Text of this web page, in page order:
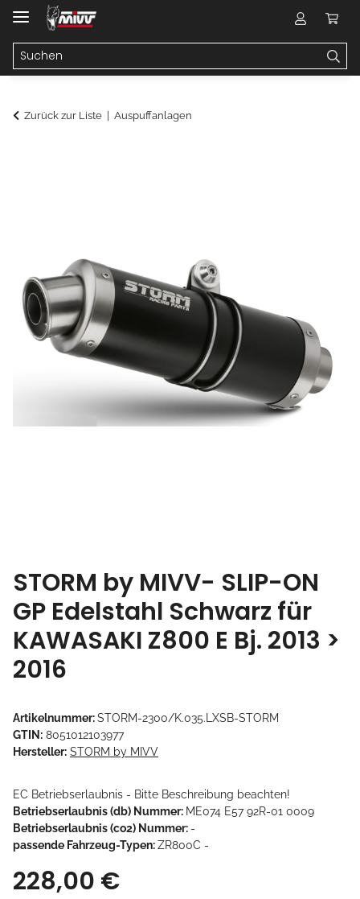
Zurück zur Liste Auspuffanlagen
STORM by MIVV- SLIP-ON
GP Edelstahl Schwarz für
KAWASAKI Z800 E Bj. 2013 >
2016
Artikelnummer:STORM-2300/K.035.LXSB-STORM
GTIN: 8051012103977
Hersteller: STORM by MIVV
EC Betriebserlaubnis - Bitte Beschreibung beachten!
Betriebserlaubnis (db) Nummer: ME074 E57 92R-01 0009
Betriebserlaubnis (co2) Nummer: -
passende Fahrzeug-Typen:ZR800C -
228,00 €